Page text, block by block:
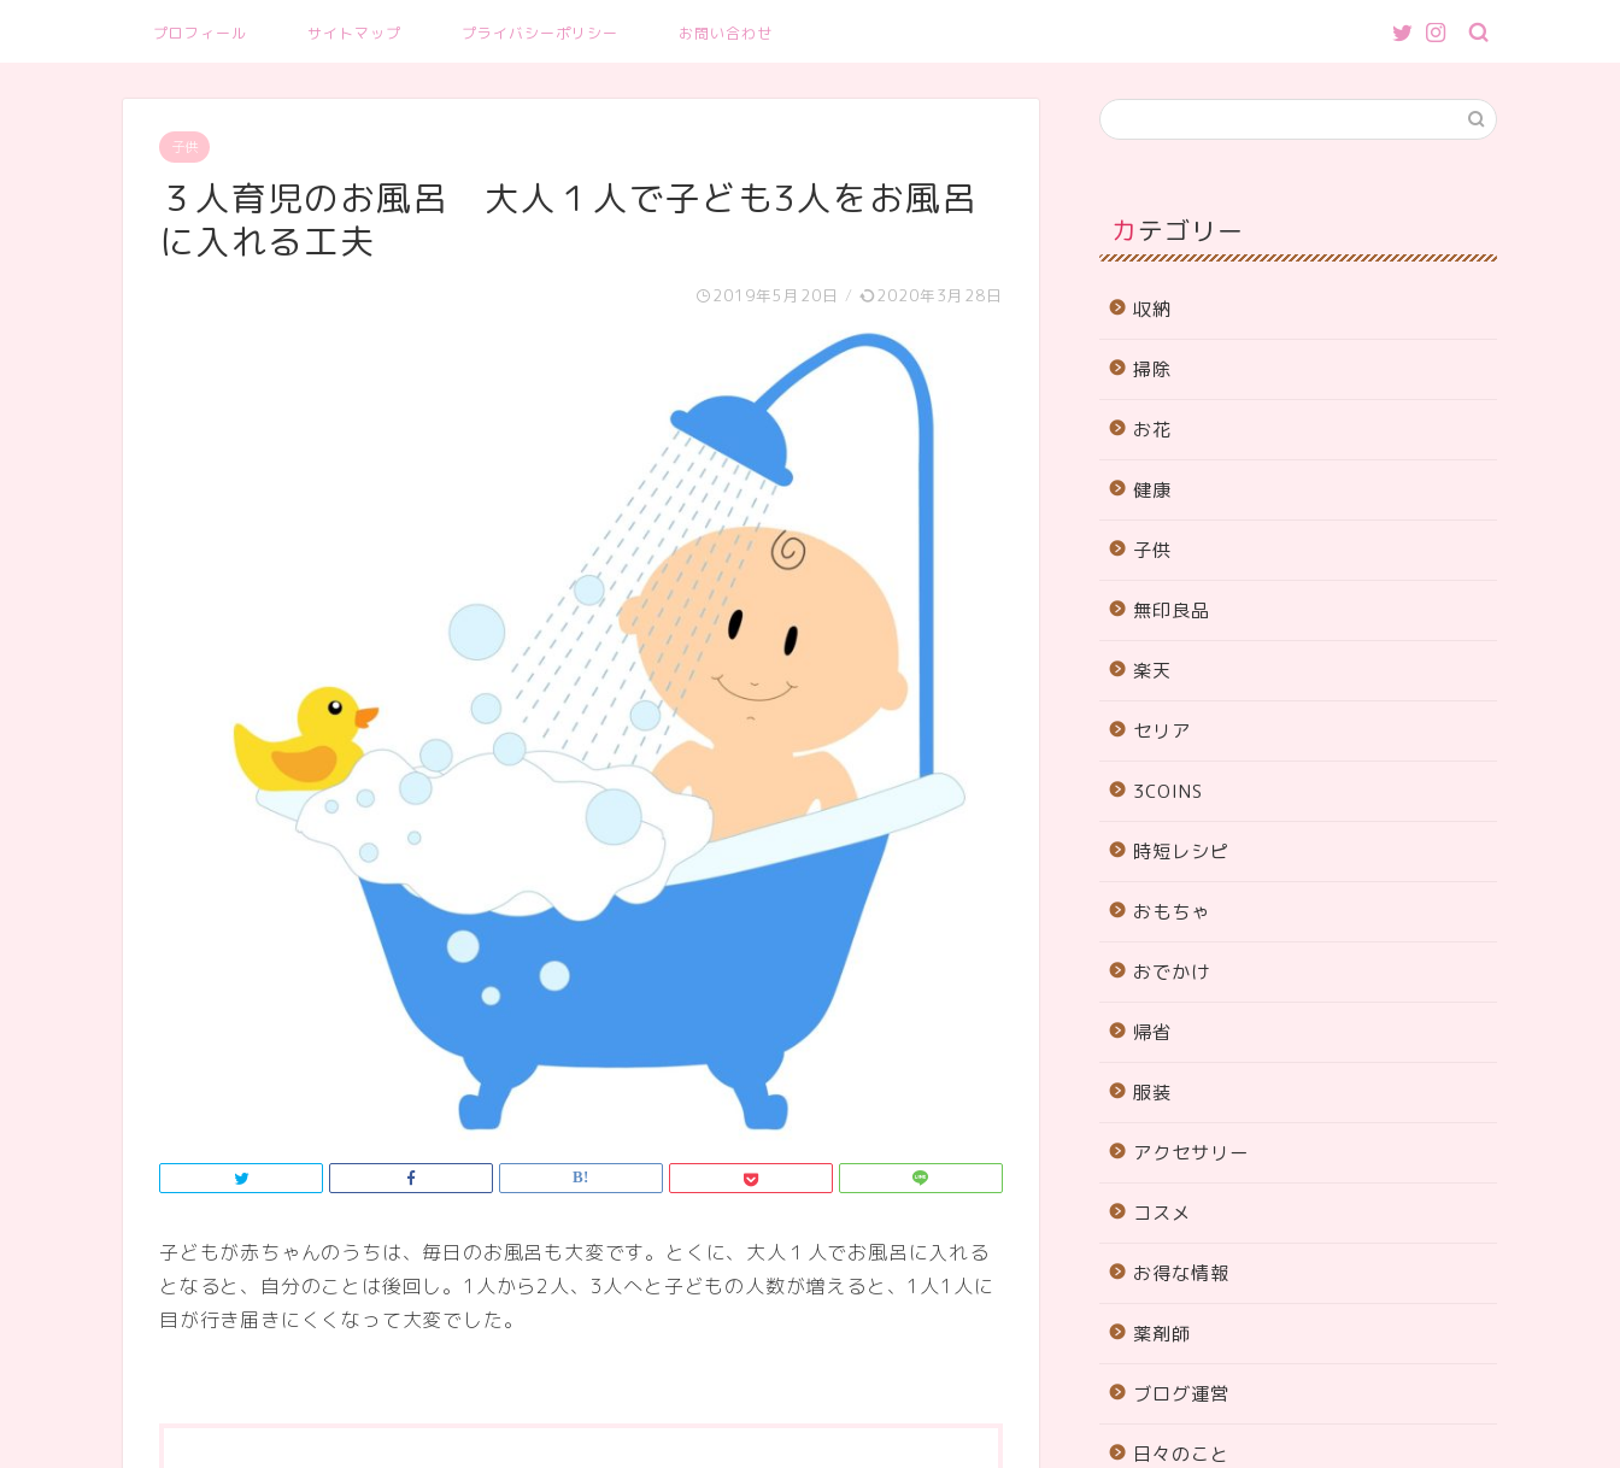
プロフィール サイトマップ プライバシーポリシー お問い合わせ
子供
３人育児のお風呂 大人１人で子ども3人をお風呂
に入れる工夫
2019年5月20日 / 2020年3月28日
子どもが赤ちゃんのうちは、毎日のお風呂も大変です。とくに、大人１人でお風呂に入れる
となると、自分のことは後回し。1人から2人、3人へと子どもの人数が増えると、1人1人に
目が行き届きにくくなって大変でした。
カテゴリー
収納
掃除
お花
健康
子供
無印良品
楽天
セリア
3COINS
時短レシピ
おもちゃ
おでかけ
帰省
服装
アクセサリー
コスメ
お得な情報
薬剤師
ブログ運営
日々のこと